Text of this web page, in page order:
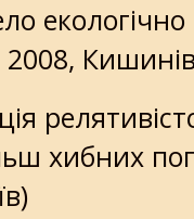
екологічно
2008,
хибних